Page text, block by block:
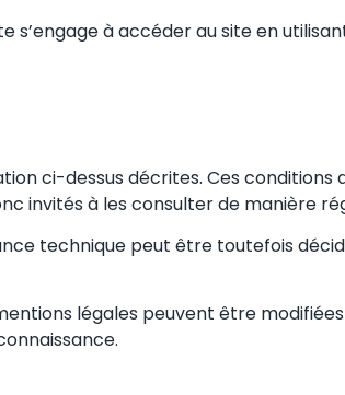
s’engage à accéder au site en
ci-dessus décrites. Ces conditions
invités à les consulter de manière
technique peut être toutefois
légales peuvent être